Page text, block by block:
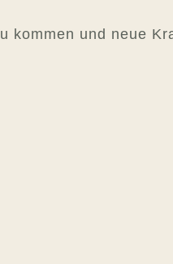
kommen und neue